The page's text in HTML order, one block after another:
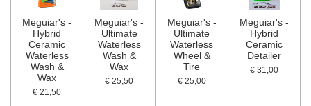
Meguiar's -
Hybrid
Ceramic
Waterless
Wash &
Wax
€ 21,50
Meguiar's -
Ultimate
Waterless
Wash &
Wax
€ 25,50
Meguiar's -
Ultimate
Waterless
Wheel &
Tire
€ 25,00
Meguiar's -
Hybrid
Ceramic
Detailer
€ 31,00